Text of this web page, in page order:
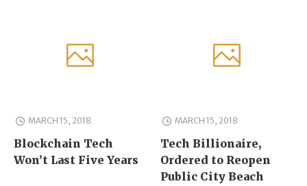
MARCH 15, 2018
Blockchain Tech
Won’t Last Five Years
MARCH 15, 2018
Tech Billionaire,
Ordered to Reopen
Public City Beach